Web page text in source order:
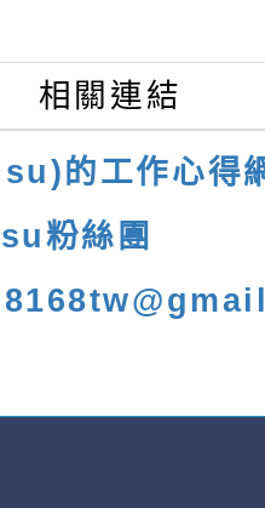
相關連結
的工作心得
粉絲團